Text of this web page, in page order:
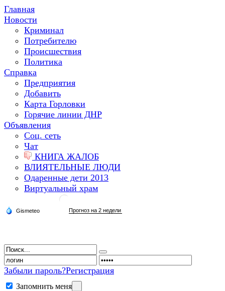
Главная
Новости
Криминал
Потребителю
Происшествия
Политика
Справка
Предприятия
Добавить
Карта Горловки
Горячие линии ДНР
Объявления
Соц. сеть
Чат
КНИГА ЖАЛОБ
ВЛИЯТЕЛЬНЫЕ ЛЮДИ
Одаренные дети 2013
Виртуальный храм
Забыли пароль?Регистрация
Запомнить меня